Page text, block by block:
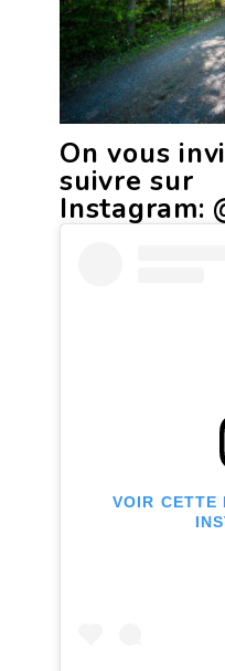
On vous
suivre sur
Instagram:
VOIR CETTE